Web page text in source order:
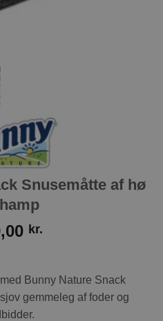
Snusemåtte af hø
kr.
Bunny Nature Snack
gemmeleg af foder og